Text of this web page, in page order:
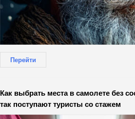
Перейти
Как выбрать места в самолете без
так поступают туристы со стажем